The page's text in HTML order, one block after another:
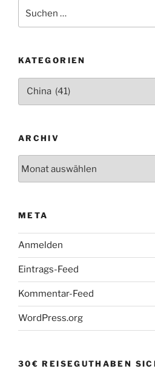
nach:
KATEGORIEN
Kategorien
ARCHIV
META
Anmelden
Eintrags-Feed
Kommentar-Feed
WordPress.org
30€ REISEGUTHABEN